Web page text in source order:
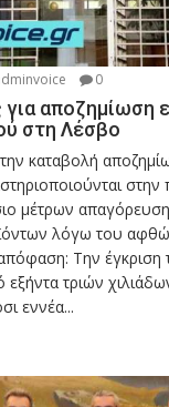
0
αποζημίωση
στη Λέσβο
καταβολή
μέτρων
λόγω του
Την έγκριση
τριών
εννέα...